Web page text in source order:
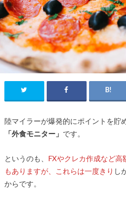
陸マイラーが爆発的にポイントを貯
「外食モニター」 です。
というのも、
FXやクレカ作成など
もありますが、これらは一度きり し
からです。